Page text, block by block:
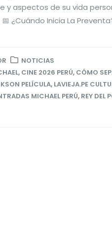
aspectos de su vida
¿Cuándo Inicia La
NOTICIAS
, CINE 2026 PERÚ, CÓMO
PELÍCULA, LAVIEJA.PE
MICHAEL PERÚ, REY DEL